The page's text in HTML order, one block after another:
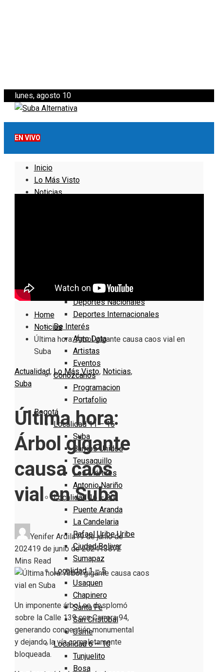
lunes, agosto 10
EN VIVO
Inicio
Lo Más Visto
Noticias
Deportes Locales
Deportes Nacionales
Deportes Internacionales
De Interés
Agro Data
Artistas
Eventos
Conózcanos
Programacion
Portafolio
Bogotá
Localidad 11 – 15
Suba
Barrios Unidos
Teusaquillo
Los Mártires
Antonio Nariño
Localidad 16 – 20
Puente Aranda
La Candelaria
Rafael Uribe Uribe
Ciudad Bolivar
Sumapaz
Localidad 1 – 5
Usaquen
Chapinero
Santa Fe
San Cristóbal
Usme
Localidad 6 – 10
Tunjuelito
Bosa
Home
Noticias
Última hora: Árbol gigante causa caos vial en
Suba
Actualidad, Lo Más Visto, Noticias,
Suba
Última hora:
Árbol gigante
causa caos
vial en Suba
Yenifer Ardila19 de junio de
202419 de junio de 202413872
Mins Read
Un imponente árbol se desplomó
sobre la Calle 139 con Carrera 94,
generando congestión monumental
y dejando la vía completamente
bloqueada.